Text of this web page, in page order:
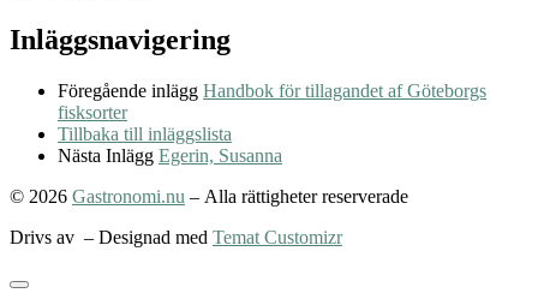
Inläggsnavigering
Föregående inlägg Handbok för tillagandet af Göteborgs
fisksorter
Tillbaka till inläggslista
Nästa Inlägg Egerin, Susanna
© 2026 Gastronomi.nu – Alla rättigheter reserverade
Drivs av – Designad med Temat Customizr